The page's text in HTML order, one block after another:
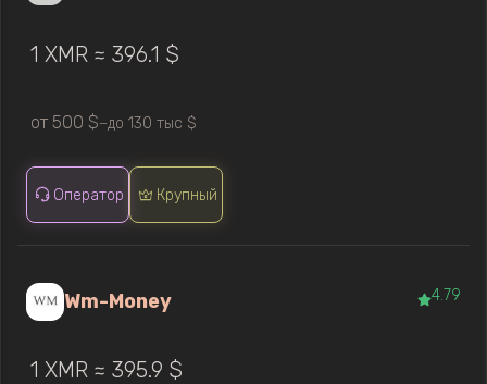
1 XMR ≈ 396.1 $
от 500 $—до 130 тыс $
Оператор Крупный
Wm-Money 4.79
1 XMR ≈ 395.9 $